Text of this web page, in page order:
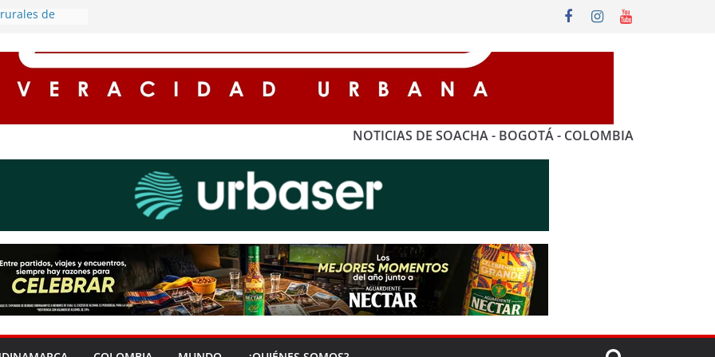
de
de
de
en Soacha
para
NOTICIAS DE SOACHA - BOGOTÁ - COLOMBIA